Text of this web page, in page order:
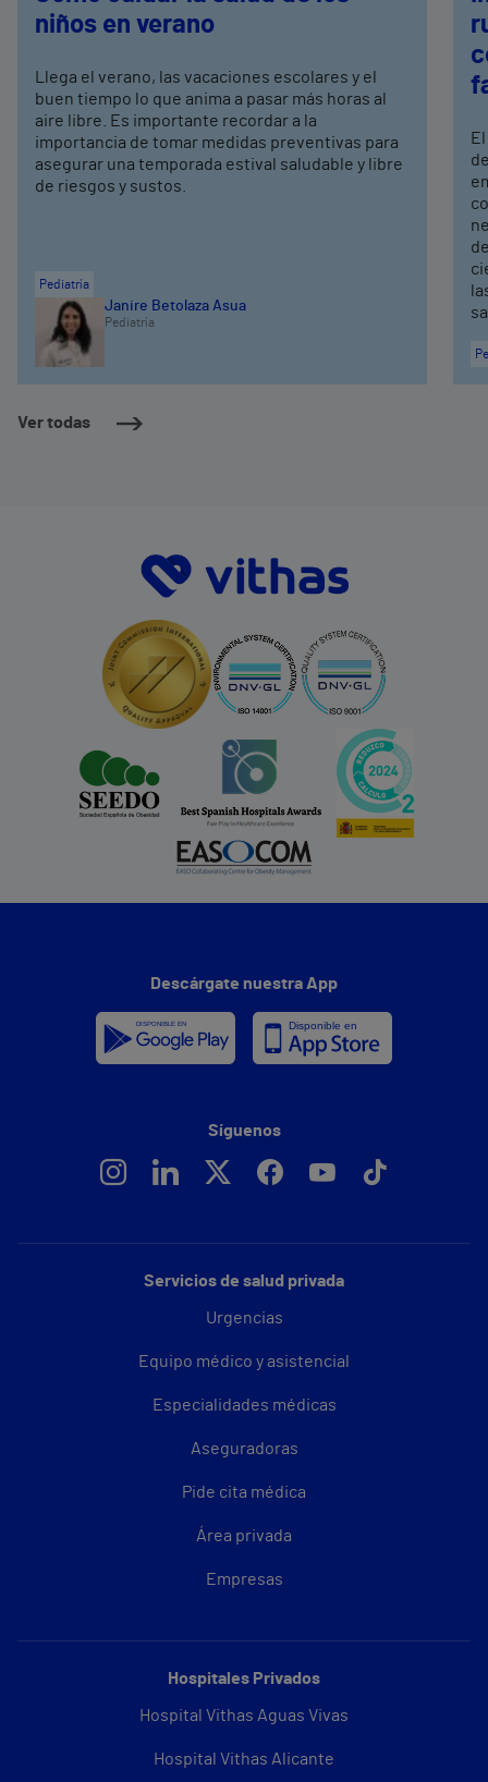
Ver todas
niños en verano
Llega el verano, las vacaciones escolares y el
buen tiempo lo que anima a pasar más horas al
aire libre. Es importante recordar a la
importancia de tomar medidas preventivas para
asegurar una temporada estival saludable y libre
de riesgos y sustos.
Pediatría
Janire Betolaza Asua
Pediatría
Servicios de salud privada
Urgencias
Equipo médico y asistencial
Especialidades médicas
Aseguradoras
Pide cita médica
Área privada
Empresas
Hospitales Privados
Hospital Vithas Aguas Vivas
Hospital Vithas Alicante
Descárgate nuestra App
Síguenos